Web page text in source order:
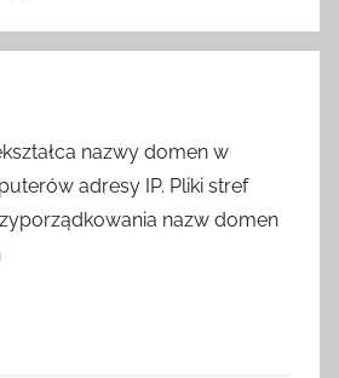
nazwy domen w
adresy IP. Pliki stref
nazw domen